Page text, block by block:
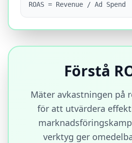
ROAS = Revenue / Ad Spend
Förstå
Mäter avkastningen på
för att utvärdera
verktyg ger